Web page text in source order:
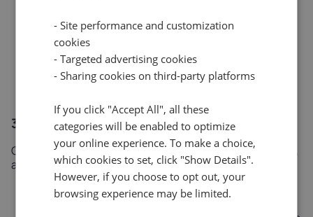
opzionale a 25 Gbps)
IP-KVM:incluso/libero
Prezzi:A partire da 1102,19 euro/mese (più spese
di installazione in tempo reale).
3. DC4HGR-S2 E9355
Configurazione di storage specializzata per file server,
archivi, media hosting e backup massivo dei dati.
CPU:AMD EPYC 9355
32 core, 64 thread, 3,55/4,4 GHz
- Site performance and customization
cookies
- Targeted advertising cookies
- Sharing cookies on third-party platforms
If you click "Accept All", all these
categories will be enabled to optimize
your online experience. To make a choice,
which cookies to set, click "Show Details".
However, if you choose to opt out, your
browsing experience may be limited.